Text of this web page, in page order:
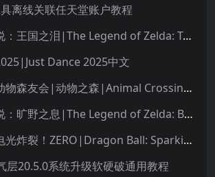
离线关联任天堂账户教程
塞尔达传说：王国之泪|The Legend of Zelda: Tears of the Kingdom中文
Dance 2025中文
集合啦！动物森友会|动物之森|Animal Crossing: New Horizons中文
塞尔达传说：旷野之息|The Legend of Zelda: Breath of the Wild中文
七龙珠：电光炸裂！ZERO|Dragon Ball: Sparking! Zero中文
层20.5.0系统升级软硬破通用教程